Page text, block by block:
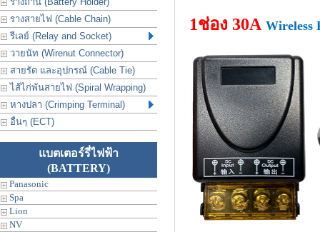
รางสายไฟ (Cable Chain)
รีเลย์ (Relay and Socket)
วายนัท (Wirenut Connector)
สายรัด และอุปกรณ์ (Cable Tie)
ไส้ไก่พันสายไฟ (Spiral Wrapping)
หางปลา (Crimping Terminal)
อื่นๆ (ECT)
แบตเตอร์รี่ไฟฟ้า
(BATTERY)
Panasonic
Spa
Lion
NV
1ช่อง 30A Wireless